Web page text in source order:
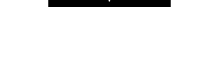
Play